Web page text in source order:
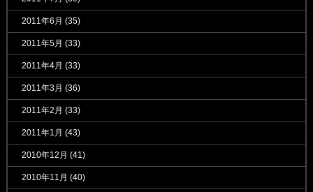
2011年6月 (35)
2011年5月 (33)
2011年4月 (33)
2011年3月 (36)
2011年2月 (33)
2011年1月 (43)
2010年12月 (41)
2010年11月 (40)